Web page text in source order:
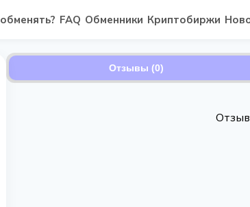
FAQ Обменники Криптобиржи
Отзывы (0)